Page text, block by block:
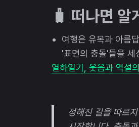
🧳 떠나면 알
여행은 유목과 아름
'표면의 충돌'들을 세
열하일기, 웃음과 역설
정해진 길을 따르